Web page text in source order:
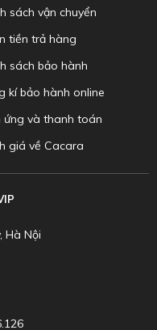
sách vận chuyển
tiền trả hàng
sách bảo hành
kí bảo hành online
ứng và thanh toán
giá về Cacara
Hà Nội